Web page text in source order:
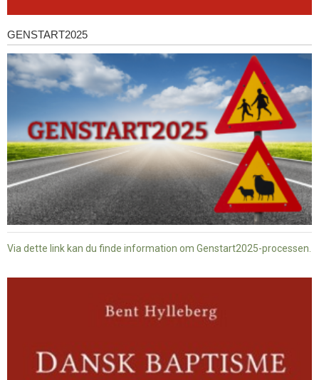
Genstart2025
GENSTART2025
Via dette link kan du finde information om Genstart2025-processen.